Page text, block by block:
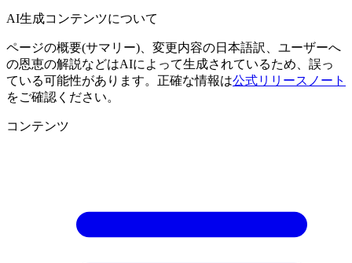
AI生成コンテンツについて
ページの概要(サマリー)、変更内容の日本語訳、ユーザーへ
の恩恵の解説などはAIによって生成されているため、誤っ
ている可能性があります。正確な情報は公式リリースノート
をご確認ください。
コンテンツ